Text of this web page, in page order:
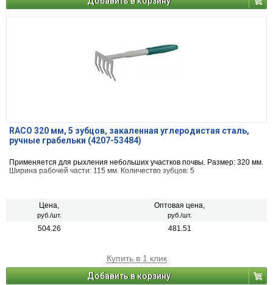
RACO 320 мм, 5 зубцов, закаленная углеродистая сталь,
ручные грабельки (4207-53484)
Применяется для рыхления небольших участков почвы. Размер: 320 мм.
Ширина рабочей части: 115 мм. Количество зубцов: 5
Цена,
руб./шт.
Оптовая цена,
руб./шт.
504.26 481.51
Купить в 1 клик
Добавить в корзину